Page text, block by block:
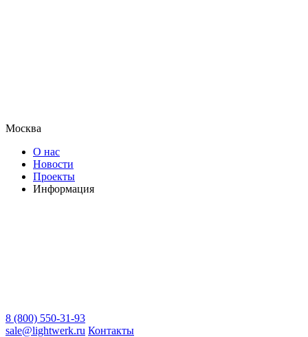
Москва
О нас
Новости
Проекты
Информация
8 (800) 550-31-93
sale@lightwerk.ru Контакты